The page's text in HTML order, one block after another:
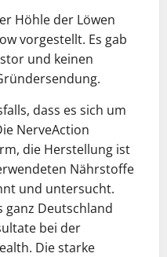
Höhle der Löwen
vorgestellt. Es gab
und keinen
dass es sich um
NerveAction
die Herstellung ist
Nährstoffe
und untersucht.
ganz Deutschland
bei der
Die starke